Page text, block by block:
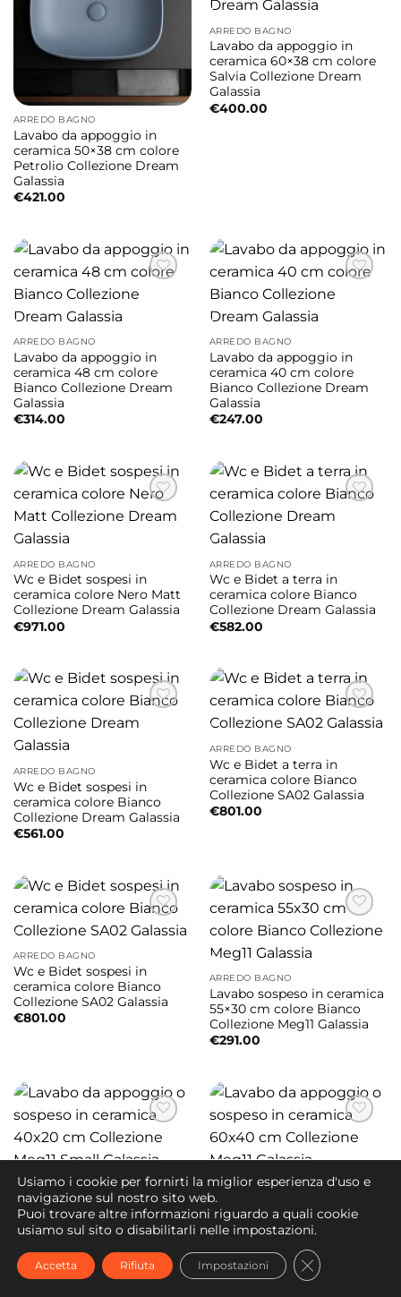
ARREDO BAGNO
Lavabo da appoggio in
ceramica 50×38 cm colore
Petrolio Collezione Dream
Galassia
€421.00
ARREDO BAGNO
Lavabo da appoggio in
ceramica 60×38 cm colore
Salvia Collezione Dream
Galassia
€400.00
ARREDO BAGNO
Lavabo da appoggio in
ceramica 48 cm colore
Bianco Collezione Dream
Galassia
€314.00
ARREDO BAGNO
Lavabo da appoggio in
ceramica 40 cm colore
Bianco Collezione Dream
Galassia
€247.00
ARREDO BAGNO
Wc e Bidet sospesi in
ceramica colore Nero Matt
Collezione Dream Galassia
€971.00
ARREDO BAGNO
Wc e Bidet a terra in
ceramica colore Bianco
Collezione Dream Galassia
€582.00
ARREDO BAGNO
Wc e Bidet sospesi in
ceramica colore Bianco
Collezione Dream Galassia
€561.00
ARREDO BAGNO
Wc e Bidet a terra in
ceramica colore Bianco
Collezione SA02 Galassia
€801.00
ARREDO BAGNO
Wc e Bidet sospesi in
ceramica colore Bianco
Collezione SA02 Galassia
€801.00
ARREDO BAGNO
Lavabo sospeso in ceramica
55×30 cm colore Bianco
Collezione Meg11 Galassia
€291.00
ARREDO BAGNO
Lavabo da appoggio o
sospeso in ceramica 40×20
cm Collezione Meg11 Small
€
201.00
ARREDO BAGNO
Lavabo da appoggio o
sospeso in ceramica 60×40
cm Collezione Meg11
€291.00
Usiamo i cookie per fornirti la miglior esperienza d'uso e
navigazione sul nostro sito web.
Puoi trovare altre informazioni riguardo a quali cookie
usiamo sul sito o disabilitarli nelle impostazioni.
Accetta Rifiuta Impostazioni CLOSE